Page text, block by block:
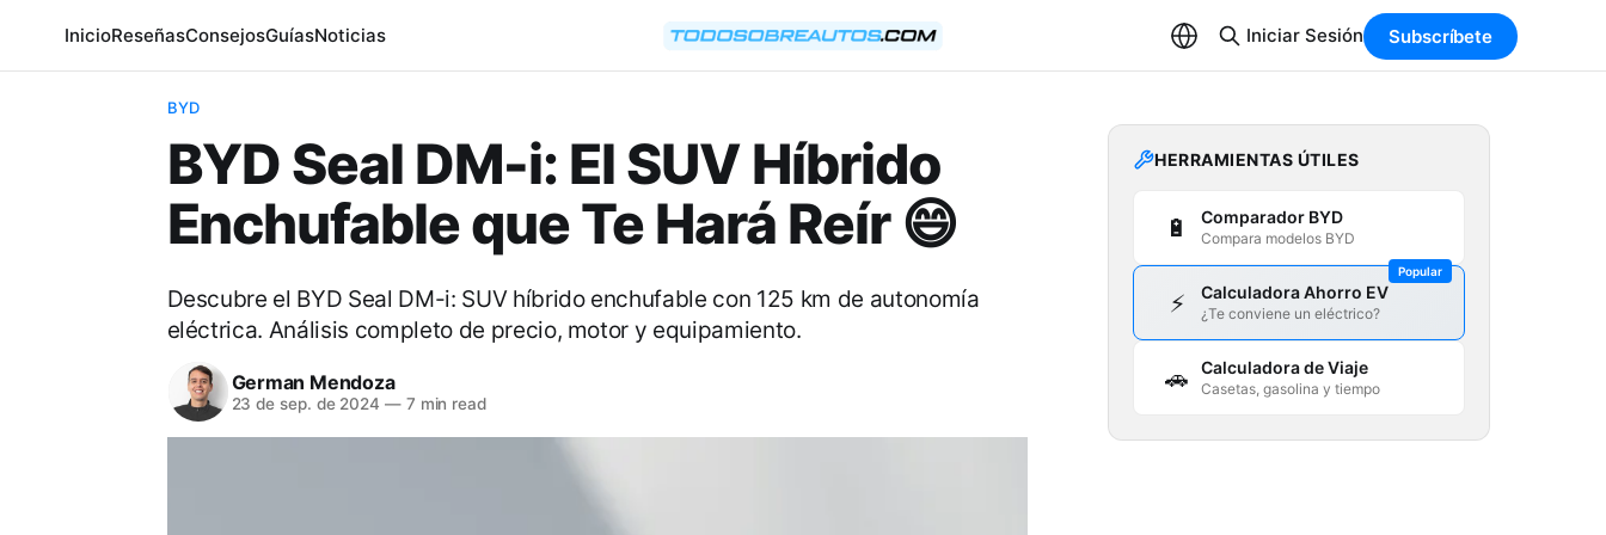
InicioReseñasConsejosGuíasNoticias Iniciar Sesión Subscríbete
BYD
BYD Seal DM-i: El SUV Híbrido
Enchufable que Te Hará Reír 😄
Descubre el BYD Seal DM-i: SUV híbrido enchufable con 125 km de autonomía
eléctrica. Análisis completo de precio, motor y equipamiento.
German Mendoza
23 de sep. de 2024 —7 min read
HERRAMIENTAS ÚTILES
🔋 Comparador BYD
Compara modelos BYD
Popular
⚡ Calculadora Ahorro EV
¿Te conviene un eléctrico?
🚗 Calculadora de Viaje
Casetas, gasolina y tiempo